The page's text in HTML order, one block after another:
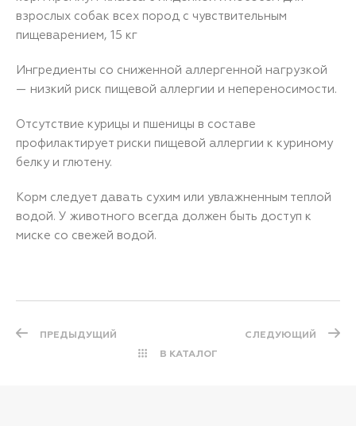
взрослых собак всех пород с чувствительным
пищеварением, 15 кг
Ингредиенты со сниженной аллергенной нагрузкой
— низкий риск пищевой аллергии и непереносимости.
Отсутствие курицы и пшеницы в составе
профилактирует риски пищевой аллергии к куриному
белку и глютену.
Корм следует давать сухим или увлажненным теплой
водой. У животного всегда должен быть доступ к
миске со свежей водой.
ПРЕДЫДУЩИЙ
В КАТАЛОГ
СЛЕДУЮЩИЙ